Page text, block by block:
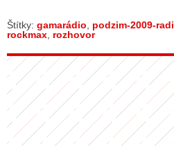
Štítky: gamarádio podzim-2009-
rockmax rozhovor